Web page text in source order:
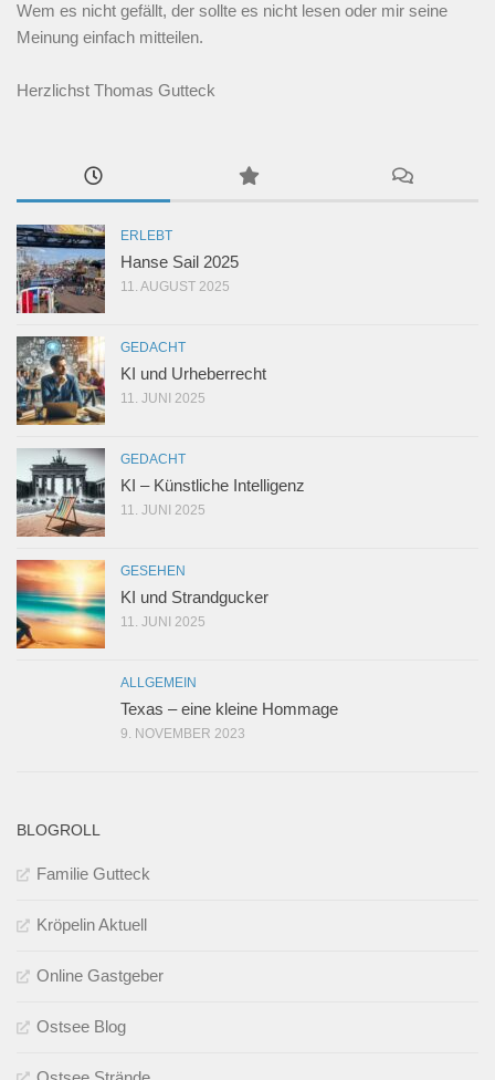
Wem es nicht gefällt, der sollte es nicht lesen oder mir seine
Meinung einfach mitteilen.
Herzlichst Thomas Gutteck
ERLEBT
Hanse Sail 2025
11. AUGUST 2025
GEDACHT
KI und Urheberrecht
11. JUNI 2025
GEDACHT
KI – Künstliche Intelligenz
11. JUNI 2025
GESEHEN
KI und Strandgucker
11. JUNI 2025
ALLGEMEIN
Texas – eine kleine Hommage
9. NOVEMBER 2023
BLOGROLL
Familie Gutteck
Kröpelin Aktuell
Online Gastgeber
Ostsee Blog